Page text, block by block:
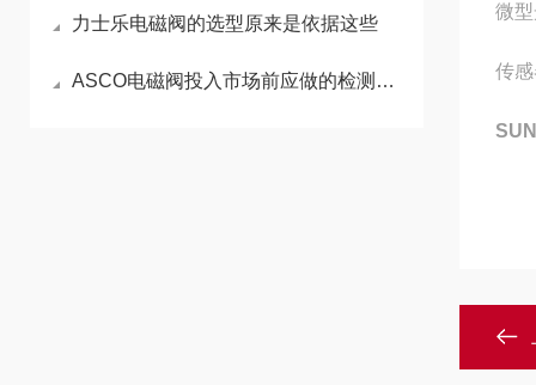
力士乐电磁阀的选型原来是依据这些
ASCO电磁阀投入市场前应做的检测工作
微
传